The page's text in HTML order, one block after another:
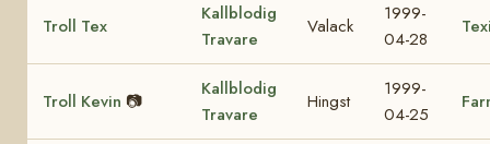
Troll Tex
Kallblodig
Travare
Valack
1999-
04-28
Troll Kevin 📷
Kallblodig
Travare
Hingst
1999-
04-25